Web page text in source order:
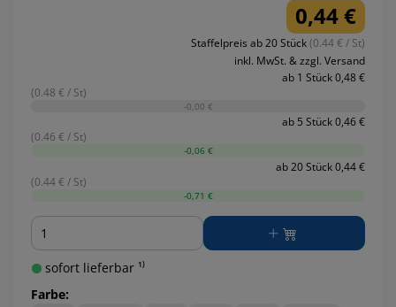
0,44 €
Staffelpreis ab 20 Stück(0.44 € / St)
inkl. MwSt. & zzgl. Versand
ab 1 Stück 0,48 €
(0.48 € / St)
-0,00 €
ab 5 Stück 0,46 €
(0.46 € / St)
-0,06 €
ab 20 Stück 0,44 €
(0.44 € / St)
-0,71 €
Menge
sofort lieferbar ¹⁾
Farbe: